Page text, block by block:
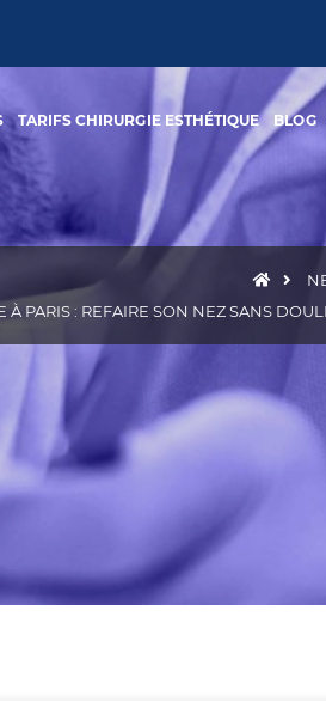
TARIFS CHIRURGIE ESTHÉTIQUE BLOG
PARIS : REFAIRE SON NEZ SANS